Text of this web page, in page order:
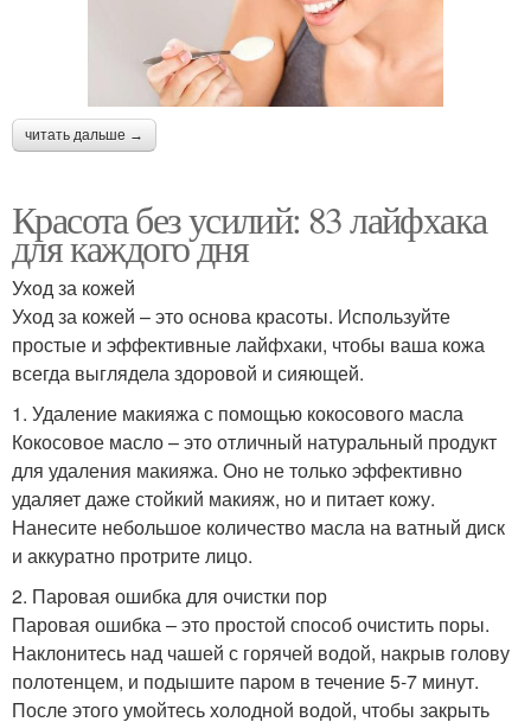
читать дальше →
Красота без усилий: 83 лайфхака
для каждого дня
Уход за кожей
Уход за кожей – это основа красоты. Используйте
простые и эффективные лайфхаки, чтобы ваша кожа
всегда выглядела здоровой и сияющей.
1. Удаление макияжа с помощью кокосового масла
Кокосовое масло – это отличный натуральный продукт
для удаления макияжа. Оно не только эффективно
удаляет даже стойкий макияж, но и питает кожу.
Нанесите небольшое количество масла на ватный диск
и аккуратно протрите лицо.
2. Паровая ошибка для очистки пор
Паровая ошибка – это простой способ очистить поры.
Наклонитесь над чашей с горячей водой, накрыв голову
полотенцем, и подышите паром в течение 5-7 минут.
После этого умойтесь холодной водой, чтобы закрыть